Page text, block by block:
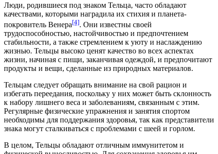
Люди, родившиеся под знаком Тельца, часто обладают
качествами, которыми наградила их стихия и планета-
покровитель Венера[4]. Они известны своей
трудоспособностью, настойчивостью и предпочтением
стабильности, а также стремлением к уюту и наслаждению
жизнью. Тельцы высоко ценят качество во всех аспектах
жизни, начиная с пищи, заканчивая одеждой, и предпочитают
продукты и вещи, сделанные из природных материалов.
Тельцам следует обращать внимание на свой рацион и
избегать переедания, поскольку у них может быть склонность
к набору лишнего веса и заболеваниям, связанным с этим.
Регулярные физические упражнения и занятия спортом
необходимы для поддержания здоровья, так как представители
знака могут сталкиваться с проблемами с шеей и горлом.
В целом, Тельцы обладают отличным иммунитетом и